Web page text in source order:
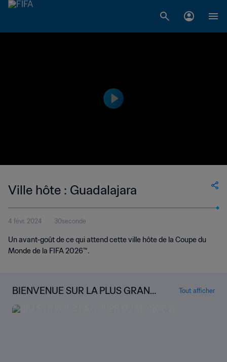
Ville hôte : Guadalajara
4 févr. 2024 30seconde
Un avant-goût de ce qui attend cette ville hôte de la Coupe du
Monde de la FIFA 2026™.
BIENVENUE SUR LA PLUS GRAND
E DES SCÈNES
Tout afficher